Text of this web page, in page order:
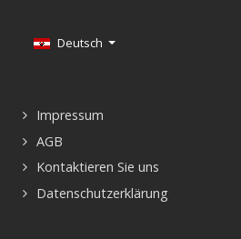
Sprache auswählen
Deutsch
Impressum
AGB
Kontaktieren Sie uns
Datenschutzerklärung